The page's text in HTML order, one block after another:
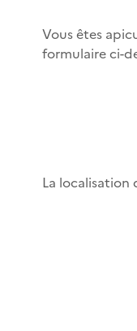
Vous êtes
formulaire ci-
La localisation